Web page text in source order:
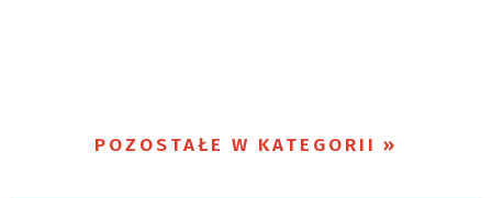
POZOSTAŁE W KATEGORII